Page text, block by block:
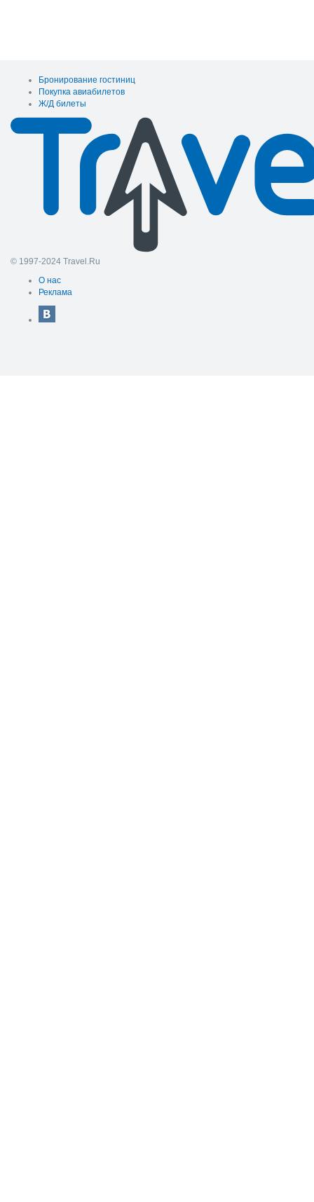
Бронирование гостиниц
Покупка авиабилетов
Ж/Д билеты
© 1997-2024 Travel.Ru
О нас
Реклама